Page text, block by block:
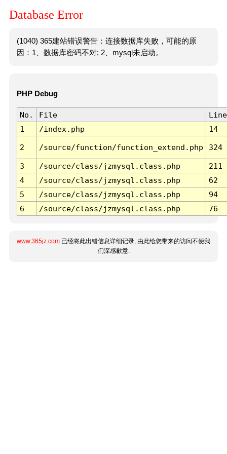
Database Error
(1040) 365建站错误警告：连接数据库失败，可能的原
因：1、数据库密码不对; 2、mysql未启动。
PHP Debug
No. File
Line
1
/index.php 14
2 /source/function/function_extend.php 324
3 /source/class/jzmysql.class.php
211
4
/source/class/jzmysql.class.php
62
5
/source/class/jzmysql.class.php
94
6
/source/class/jzmysql.class.php 76
www.365jz.com 已经将此出错信息详细记录, 由此给您带来的访问不便我
们深感歉意.